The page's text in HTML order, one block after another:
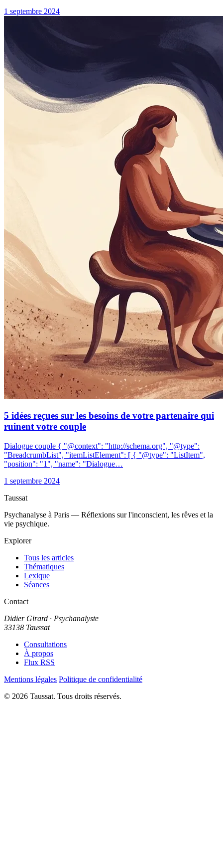
1 septembre 2024
5 idées reçues sur les besoins de votre partenaire qui
ruinent votre couple
Dialogue couple { "@context": "http://schema.org", "@type":
"BreadcrumbList", "itemListElement": [ { "@type": "ListItem",
"position": "1", "name": "Dialogue…
1 septembre 2024
Taussat
Psychanalyse à Paris — Réflexions sur l'inconscient, les rêves et la
vie psychique.
Explorer
Tous les articles
Thématiques
Lexique
Séances
Contact
Didier Girard · Psychanalyste
33138 Taussat
Consultations
À propos
Flux RSS
Mentions légales Politique de confidentialité
© 2026 Taussat. Tous droits réservés.